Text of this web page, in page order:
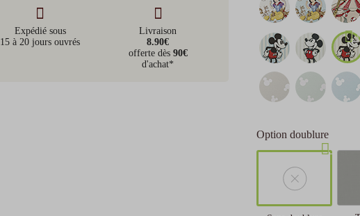
Expédié sous
15 à 20 jours ouvrés
Livraison
8.90€
offerte dès 90€
d'achat*
Option doublure